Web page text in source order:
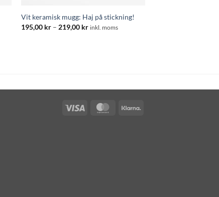
Vit keramisk mugg: Haj på stickning!
195,00 kr – 219,00 krPrisintervall:
inkl. moms
Visa MasterCard